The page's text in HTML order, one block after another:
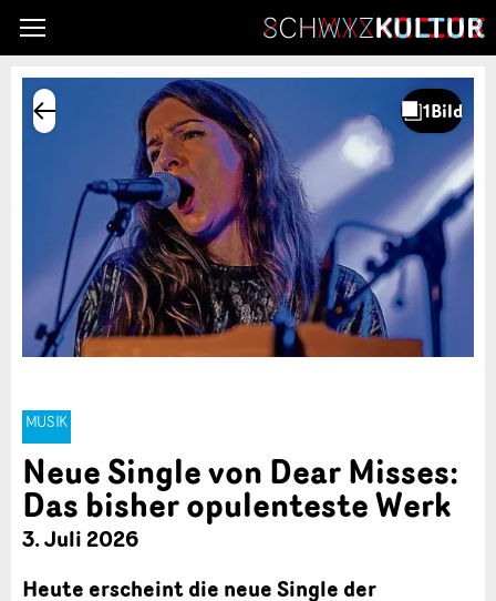
MUSIK
Neue Single von Dear Misses:
Das bisher opulenteste Werk
3. Juli 2026
Heute erscheint die neue Single der